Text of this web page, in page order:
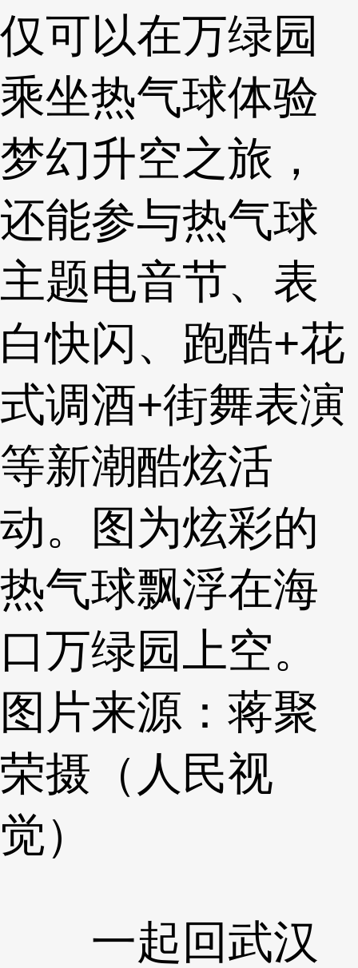
仅可以在万绿园
乘坐热气球体验
梦幻升空之旅，
还能参与热气球
主题电音节、表
白快闪、跑酷+花
式调酒+街舞表演
等新潮酷炫活
动。图为炫彩的
热气球飘浮在海
口万绿园上空。
图片来源：蒋聚
荣摄（人民视
觉）
一起回武汉